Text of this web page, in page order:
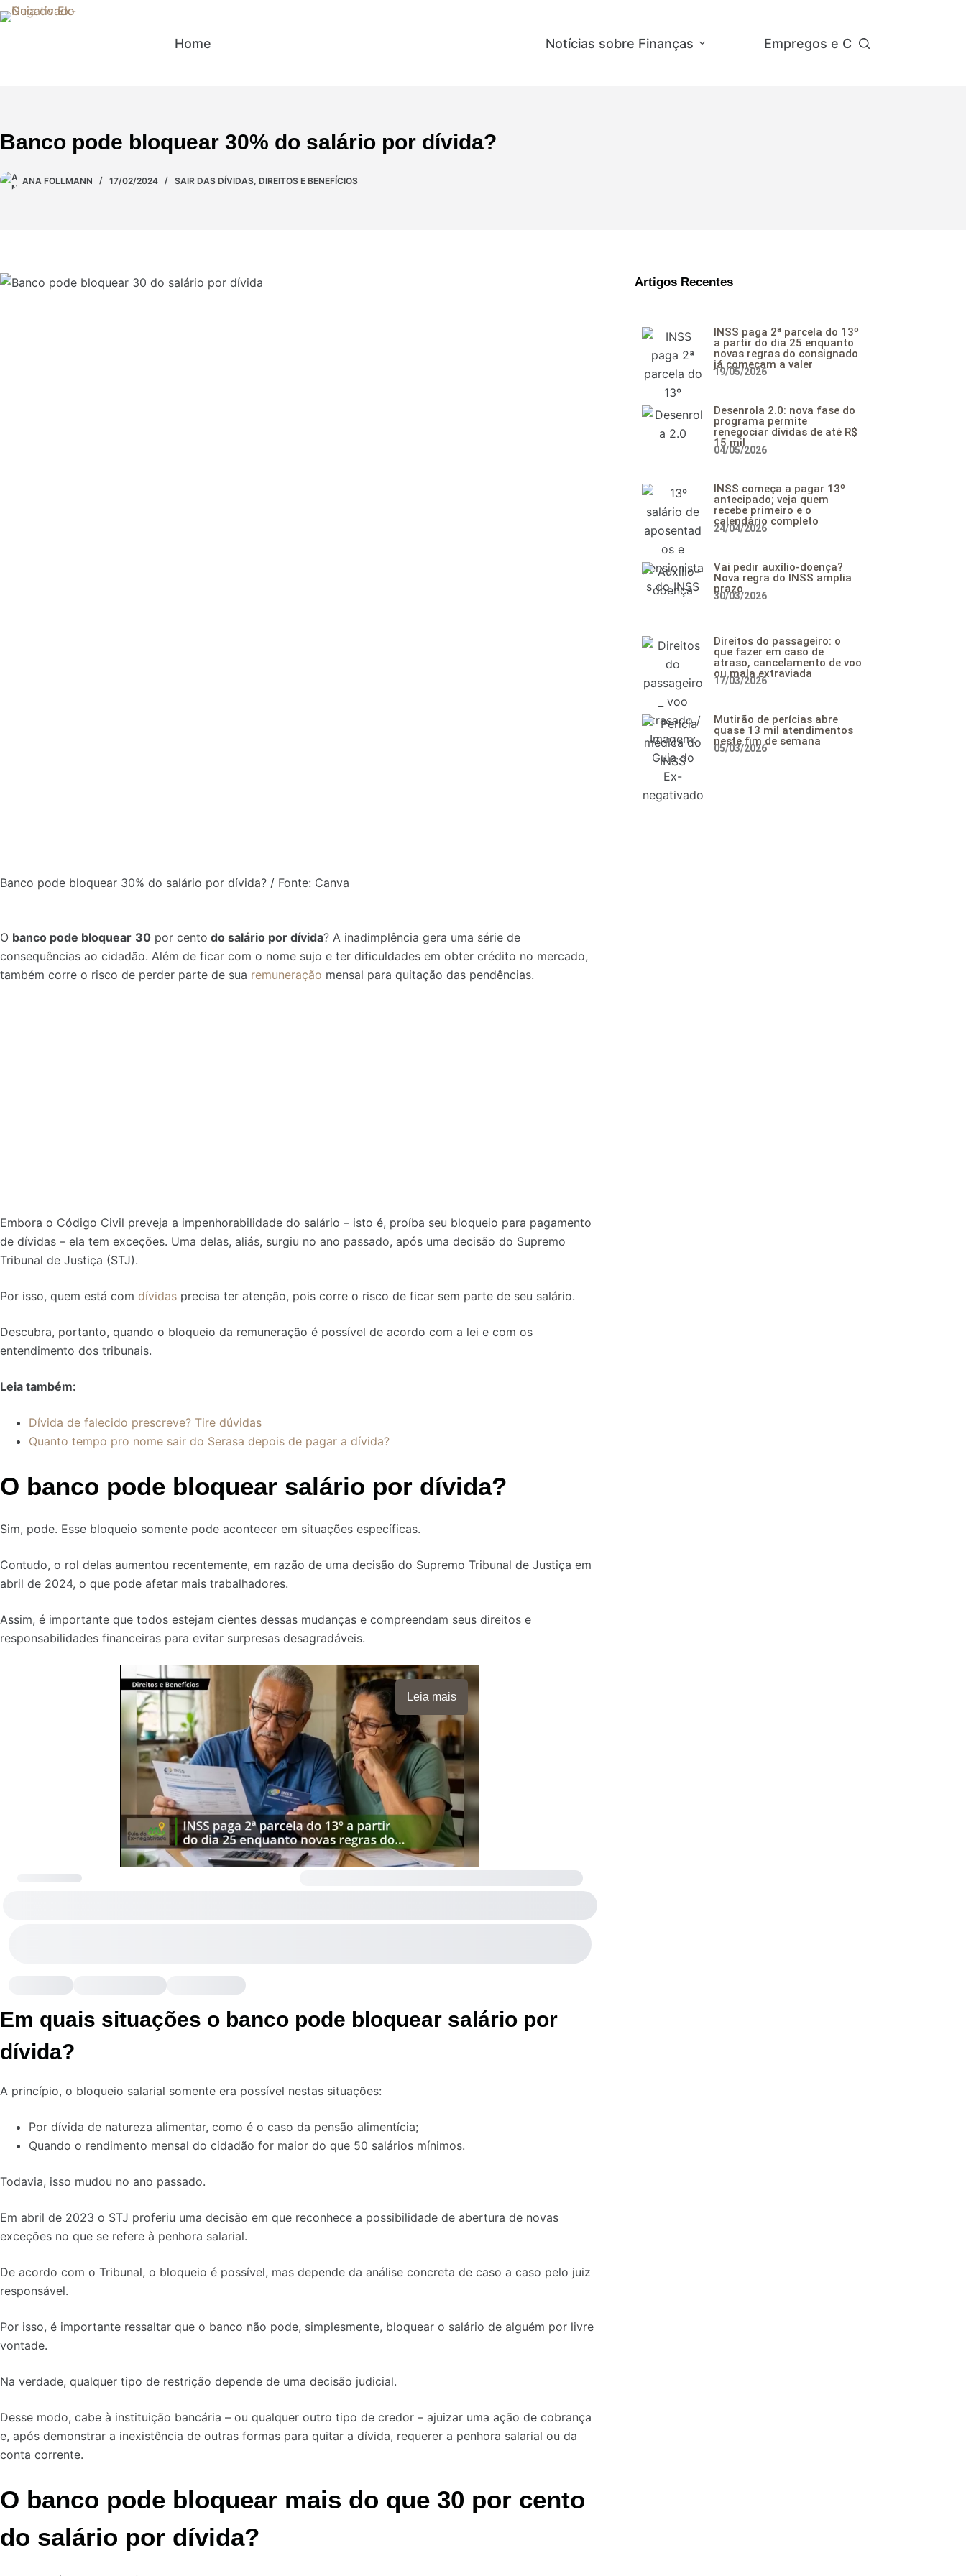
Home Notícias sobre Finanças Empregos e Concursos
Banco pode bloquear 30% do salário por dívida?
ANA FOLLMANN 17/02/2024 SAIR DAS DÍVIDAS, DIREITOS E BENEFÍCIOS
Banco pode bloquear 30% do salário por dívida? / Fonte: Canva
O banco pode bloquear 30 por cento do salário por dívida? A inadimplência gera uma série de
consequências ao cidadão. Além de ficar com o nome sujo e ter dificuldades em obter crédito no mercado,
também corre o risco de perder parte de sua remuneração mensal para quitação das pendências.
Embora o Código Civil preveja a impenhorabilidade do salário – isto é, proíba seu bloqueio para pagamento
de dívidas – ela tem exceções. Uma delas, aliás, surgiu no ano passado, após uma decisão do Supremo
Tribunal de Justiça (STJ).
Por isso, quem está com dívidas precisa ter atenção, pois corre o risco de ficar sem parte de seu salário.
Descubra, portanto, quando o bloqueio da remuneração é possível de acordo com a lei e com os
entendimento dos tribunais.
Leia também:
Dívida de falecido prescreve? Tire dúvidas
Quanto tempo pro nome sair do Serasa depois de pagar a dívida?
O banco pode bloquear salário por dívida?
Sim, pode. Esse bloqueio somente pode acontecer em situações específicas.
Contudo, o rol delas aumentou recentemente, em razão de uma decisão do Supremo Tribunal de Justiça em
abril de 2024, o que pode afetar mais trabalhadores.
Assim, é importante que todos estejam cientes dessas mudanças e compreendam seus direitos e
responsabilidades financeiras para evitar surpresas desagradáveis.
Leia mais
Em quais situações o banco pode bloquear salário por
dívida?
A princípio, o bloqueio salarial somente era possível nestas situações:
Por dívida de natureza alimentar, como é o caso da pensão alimentícia;
Quando o rendimento mensal do cidadão for maior do que 50 salários mínimos.
Todavia, isso mudou no ano passado.
Em abril de 2023 o STJ proferiu uma decisão em que reconhece a possibilidade de abertura de novas
exceções no que se refere à penhora salarial.
De acordo com o Tribunal, o bloqueio é possível, mas depende da análise concreta de caso a caso pelo juiz
responsável.
Por isso, é importante ressaltar que o banco não pode, simplesmente, bloquear o salário de alguém por livre
vontade.
Na verdade, qualquer tipo de restrição depende de uma decisão judicial.
Desse modo, cabe à instituição bancária – ou qualquer outro tipo de credor – ajuizar uma ação de cobrança
e, após demonstrar a inexistência de outras formas para quitar a dívida, requerer a penhora salarial ou da
conta corrente.
O banco pode bloquear mais do que 30 por cento
do salário por dívida?
Artigos Recentes
INSS paga 2ª parcela do 13º
a partir do dia 25 enquanto
novas regras do consignado
já começam a valer
19/05/2026
Desenrola 2.0: nova fase do
programa permite
renegociar dívidas de até R$
15 mil
04/05/2026
INSS começa a pagar 13º
antecipado; veja quem
recebe primeiro e o
calendário completo
24/04/2026
Vai pedir auxílio-doença?
Nova regra do INSS amplia
prazo
30/03/2026
Direitos do passageiro: o
que fazer em caso de
atraso, cancelamento de voo
ou mala extraviada
17/03/2026
Mutirão de perícias abre
quase 13 mil atendimentos
neste fim de semana
05/03/2026